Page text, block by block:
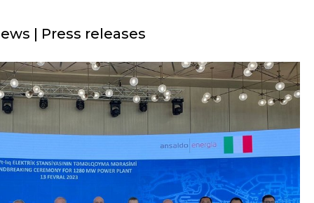
| Press releases